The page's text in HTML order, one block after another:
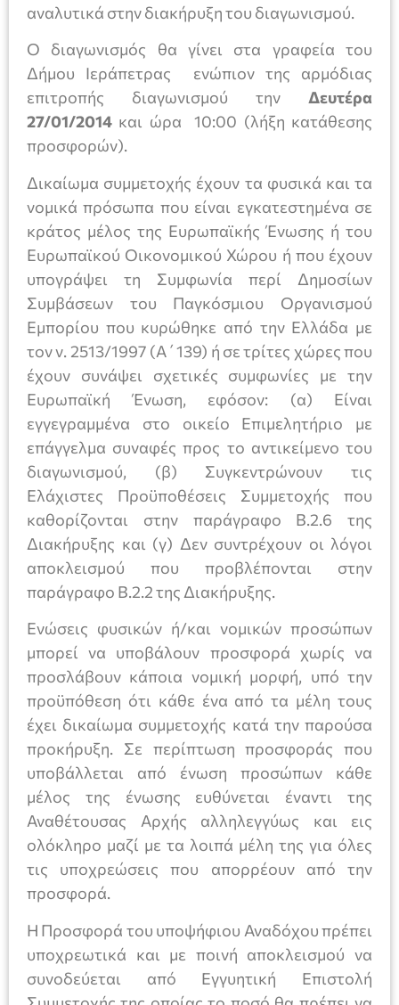
αναλυτικά στην διακήρυξη του διαγωνισμού.
Ο διαγωνισμός θα γίνει στα γραφεία του
Δήμου Ιεράπετρας ενώπιον της αρμόδιας
επιτροπής διαγωνισμού την Δευτέρα
27/01/2014 και ώρα 10:00 (λήξη κατάθεσης
προσφορών).
Δικαίωμα συμμετοχής έχουν τα φυσικά και τα
νομικά πρόσωπα που είναι εγκατεστημένα σε
κράτος μέλος της Ευρωπαϊκής Ένωσης ή του
Ευρωπαϊκού Οικονομικού Χώρου ή που έχουν
υπογράψει τη Συμφωνία περί Δημοσίων
Συμβάσεων του Παγκόσμιου Οργανισμού
Εμπορίου που κυρώθηκε από την Ελλάδα με
τον ν. 2513/1997 (Α΄139) ή σε τρίτες χώρες που
έχουν συνάψει σχετικές συμφωνίες με την
Ευρωπαϊκή Ένωση, εφόσον: (α) Είναι
εγγεγραμμένα στο οικείο Επιμελητήριο με
επάγγελμα συναφές προς το αντικείμενο του
διαγωνισμού, (β) Συγκεντρώνουν τις
Ελάχιστες Προϋποθέσεις Συμμετοχής που
καθορίζονται στην παράγραφο B.2.6 της
Διακήρυξης και (γ) Δεν συντρέχουν οι λόγοι
αποκλεισμού που προβλέπονται στην
παράγραφο B.2.2 της Διακήρυξης.
Ενώσεις φυσικών ή/και νομικών προσώπων
μπορεί να υποβάλουν προσφορά χωρίς να
προσλάβουν κάποια νομική μορφή, υπό την
προϋπόθεση ότι κάθε ένα από τα μέλη τους
έχει δικαίωμα συμμετοχής κατά την παρούσα
προκήρυξη. Σε περίπτωση προσφοράς που
υποβάλλεται από ένωση προσώπων κάθε
μέλος της ένωσης ευθύνεται έναντι της
Αναθέτουσας Αρχής αλληλεγγύως και εις
ολόκληρο μαζί με τα λοιπά μέλη της για όλες
τις υποχρεώσεις που απορρέουν από την
προσφορά.
Η Προσφορά του υποψήφιου Αναδόχου πρέπει
υποχρεωτικά και με ποινή αποκλεισμού να
συνοδεύεται από Εγγυητική Επιστολή